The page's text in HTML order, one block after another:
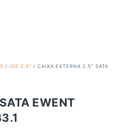
/ IDE 2.5" / CAIXA EXTERNA 2,5″ SATA
EWENT